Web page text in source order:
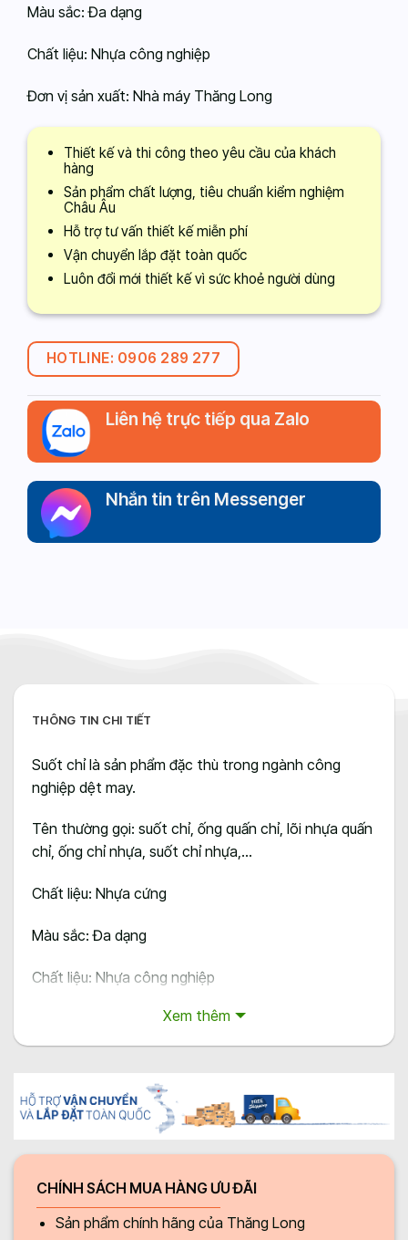
Màu sắc: Đa dạng
Chất liệu: Nhựa công nghiệp
Đơn vị sản xuất: Nhà máy Thăng Long
Thiết kế và thi công theo yêu cầu của khách
hàng
Sản phẩm chất lượng, tiêu chuẩn kiểm nghiệm
Châu Âu
Hỗ trợ tư vấn thiết kế miễn phí
Vận chuyển lắp đặt toàn quốc
Luôn đổi mới thiết kế vì sức khoẻ người dùng
HOTLINE: 0906 289 277
Liên hệ trực tiếp qua Zalo
Nhắn tin trên Messenger
THÔNG TIN CHI TIẾT
Suốt chỉ là sản phẩm đặc thù trong ngành công
nghiệp dệt may.
Tên thường gọi: suốt chỉ, ống quấn chỉ, lõi nhựa quấn
chỉ, ống chỉ nhựa, suốt chỉ nhựa,…
Chất liệu: Nhựa cứng
Màu sắc: Đa dạng
Chất liệu: Nhựa công nghiệp
Đơn vị sản xuất: Nhà máy Thăng Long
Xem thêm
CHÍNH SÁCH MUA HÀNG ƯU ĐÃI
Sản phẩm chính hãng của Thăng Long